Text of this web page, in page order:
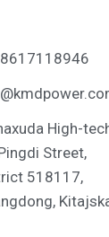
High-
Street,
518117,